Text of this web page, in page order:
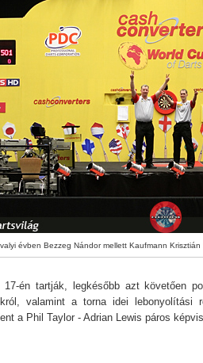
évben Bezzeg Nándor mellett Kaufmann
én tartják, legkésőbb azt követően
valamint a torna idei lebonyolítási
a Phil Taylor - Adrian Lewis páros